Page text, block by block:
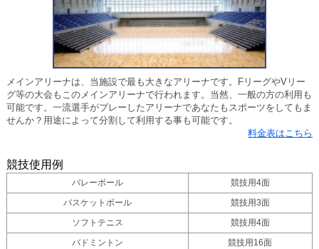
メインアリーナは、当施設で最も大きなアリーナです。FリーグやVリー
グ等の大会もこのメインアリーナで行われます。当然、一般の方の利用も
可能です。一流選手がプレーしたアリーナであなたもスポーツをしてもま
せんか？用途によって分割して利用する事も可能です。
料金表はこちら
競技使用例
バレーボール
競技用4面
バスケットボール
競技用3面
ソフトテニス
競技用4面
バドミントン
競技用16面